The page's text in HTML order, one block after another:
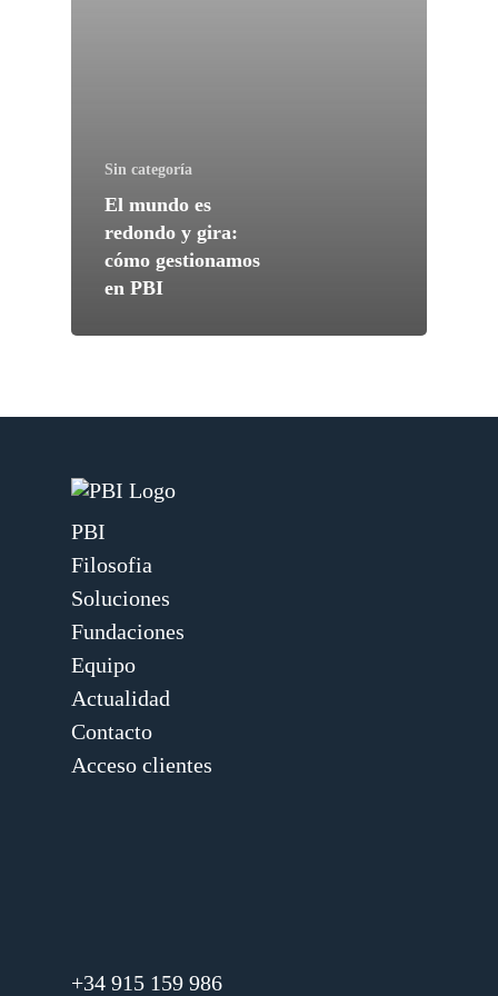
Sin categoría
El mundo es
redondo y gira:
cómo gestionamos
en PBI
PBI
Filosofia
Soluciones
Fundaciones
Equipo
Actualidad
Contacto
Acceso clientes
+34 915 159 986